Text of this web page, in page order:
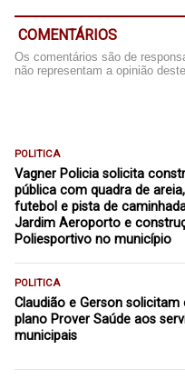
COMENTÁRIOS
Os comentários são de
não representam a opinião
POLITICA
Vagner Policia solicita
pública com quadra de
futebol e pista de
Jardim Aeroporto e
Poliesportivo no município
POLITICA
Claudião e Gerson
plano Prover Saúde aos
municipais